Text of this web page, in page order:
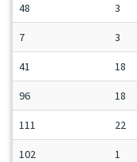
48 3
7 3
41 18
96 18
111 22
102 1